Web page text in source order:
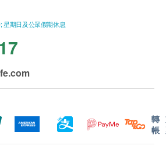
星期日及公眾假期休息
轉
帳